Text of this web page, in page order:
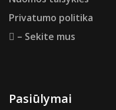
Privatumo politika
– Sekite mus
Pasiūlymai